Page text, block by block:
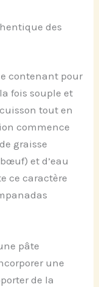
des
contenant pour
fois souple et
tout en
commence
graisse
et d’eau
ce caractère
pâte
une
de la